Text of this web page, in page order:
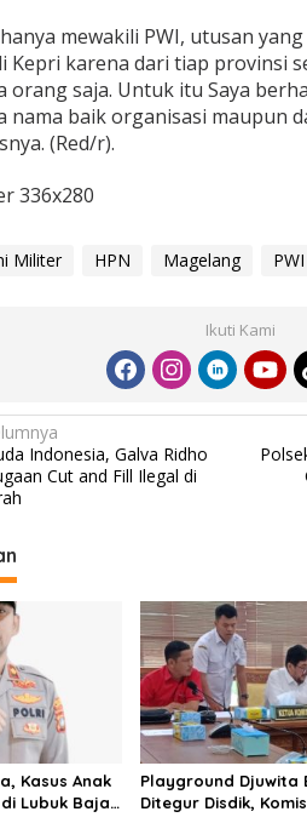
mewakili PWI, utusan
Kepri karena dari tiap provinsi
orang saja. Untuk itu Saya
nama baik organisasi maupun
(Red/r).
Militer HPN Magelang
Ikuti Kami
Indonesia, Galva Ridho
Cut and Fill Ilegal di
Kasus Anak
Lubuk Baja
Playground Djuwita
Ditegur Disdik,